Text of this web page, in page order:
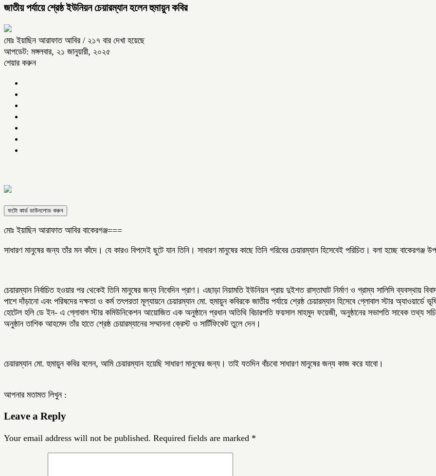
জাতীয় পর্যায়ে শ্রেষ্ঠ ইউনিয়ন চেয়ারম্যান হলেন হুমায়ুন কবির
মোঃ ইয়াছিন আরাফাত আবির / ২১৭ বার দেখা হয়েছে
আপডেট: মঙ্গলবার, ২১ জানুয়ারী, ২০২৫
শেয়ার করুন
ফটো কার্ড ডাউনলোড করুন
মোঃ ইয়াছিন আরাফাত আবির বাকেরগঞ্জ===
সাধারণ মানুষের জন্য তাঁর মন কাঁদে। যে কারও বিপদেই ছুটে যান তিনি। সাধারণ মানুষের কাছে তিনি গরিবের চেয়ারম্যান হিসেবেই পরিচিত। বলা হচ্ছে বাকেরগঞ্জ
চেয়ারম্যান নির্বাচিত হওয়ার পর থেকেই তিনি মানুষের জন্য নিবেদিন প্রাণ। এছাড়া নিয়ামতি ইউনিয়ন প্রায় দুইশত রাস্তাঘাট নির্মাণ ও গ্রাম্য সালিসি
পাশে দাঁড়ানো এবং পরিষদের দক্ষতা ও কর্ম তৎপরতা মূল্যায়নে চেয়ারম্যান মো. হুমায়ুন কবিরকে জাতীয় পর্যায়ে শ্রেষ্ঠ চেয়ারম্যান হিসেবে গ্লোবাল স্টার
হোটেল হলি ডে ইন- এ গ্লোবাল স্টার কমিউনিকেশন আয়োজিত এক অনুষ্ঠানে প্রধান অতিথি বিচারপতি ফয়সাল মাহমুদ ফয়েজী, অনুষ্ঠানের সভাপতি সাবেক তথ্য সচিব
অনুষ্ঠান তাশিক আহমেদ তাঁর হাতে শ্রেষ্ঠ চেয়ারম্যানের সম্মাননা ক্রেস্ট ও সার্টিফিকেট তুলে দেন।
চেয়ারম্যান মো. হুমায়ুন কবির বলেন, আমি চেয়ারম্যান হয়েছি সাধারণ মানুষের জন্য। তাই যতদিন বাঁচবো সাধারণ মানুষের জন্য কাজ করে যাবো।
আপনার মতামত লিখুন :
Leave a Reply
Your email address will not be published. Required fields are marked *